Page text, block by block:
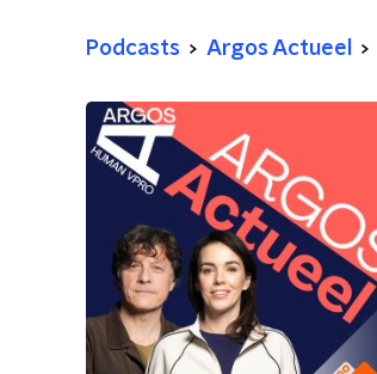
Podcasts Argos Actueel